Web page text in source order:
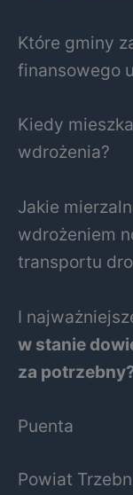
Które gminy
finansowego
Kiedy
wdrożenia?
Jakie
wdrożeniem
transportu
I
w stanie
za
Puenta
Powiat